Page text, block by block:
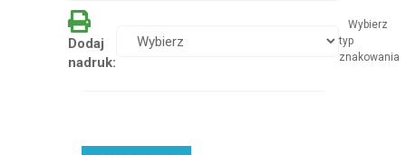
Dodaj
nadruk:
Wybierz
typ
znakowania